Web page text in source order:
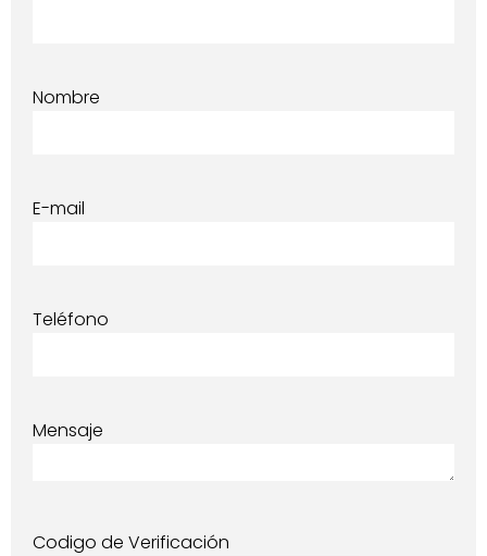
Nombre
E-mail
Teléfono
Mensaje
Codigo de Verificación